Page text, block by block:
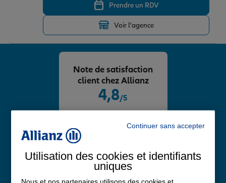
Prendre un RDV
Voir l'agence
4,8/5
Note de satisfaction
client chez Allianz
Continuer sans accepter
Utilisation des cookies et identifiants
uniques
Nous et nos partenaires utilisons des cookies et